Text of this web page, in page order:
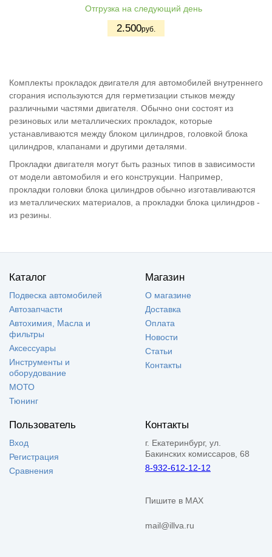
Отгрузка на следующий день
2.500руб.
Комплекты прокладок двигателя для автомобилей внутреннего
сгорания используются для герметизации стыков между
различными частями двигателя. Обычно они состоят из
резиновых или металлических прокладок, которые
устанавливаются между блоком цилиндров, головкой блока
цилиндров, клапанами и другими деталями.
Прокладки двигателя могут быть разных типов в зависимости
от модели автомобиля и его конструкции. Например,
прокладки головки блока цилиндров обычно изготавливаются
из металлических материалов, а прокладки блока цилиндров -
из резины.
Каталог
Подвеска автомобилей
Автозапчасти
Автохимия, Масла и
фильтры
Аксессуары
Инструменты и
оборудование
МОТО
Тюнинг
Магазин
О магазине
Доставка
Оплата
Новости
Статьи
Контакты
Пользователь
Вход
Регистрация
Сравнения
Контакты
г. Екатеринбург, ул.
Бакинских комиссаров, 68
8-932-612-12-12
Пишите в MAX
mail@illva.ru